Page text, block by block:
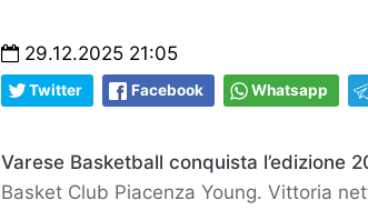
29.12.2025 21:05
Twitter Facebook Whatsapp
Varese Basketball conquista l’edizione
Basket Club Piacenza Young. Vittoria